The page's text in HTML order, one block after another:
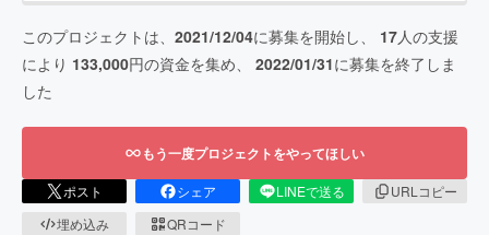
このプロジェクトは、 2021/12/04に募集を開始し、 17人の支援
により 133,000円の資金を集め、 2022/01/31に募集を終了しま
した
もう一度プロジェクトをやってほしい
ポスト シェア LINEで送る
URLコピー
埋め込み
QRコード